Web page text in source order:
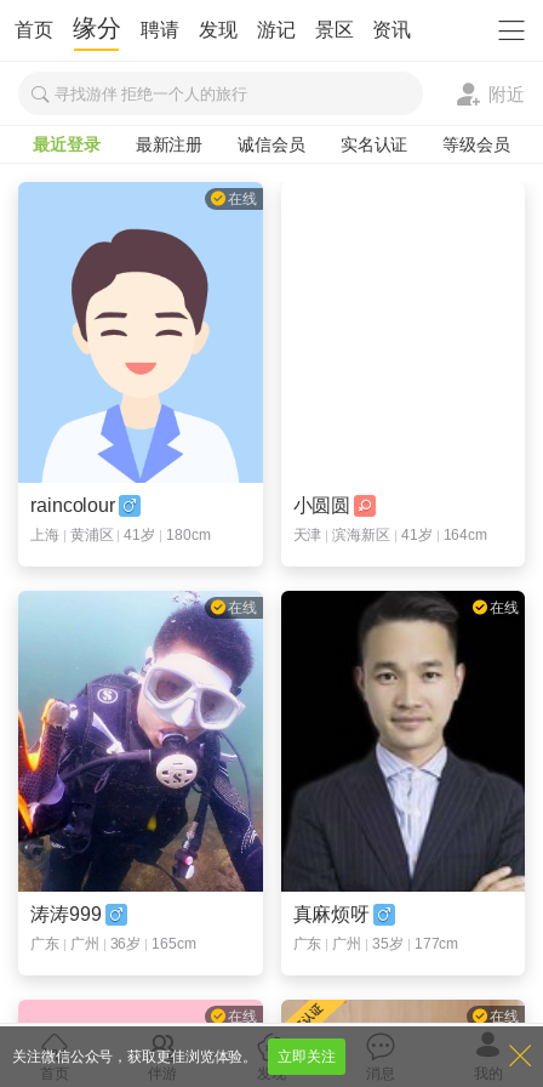
首页 缘分 聘请 发现 游记 景区 资讯
寻找游伴 拒绝一个人的旅行 附近
最近登录 最新注册 诚信会员 实名认证 等级会员
在线
raincolour
上海 黄浦区 41岁 180cm
在线
涛涛999
广东 广州 36岁 165cm
在线
小圆圆
天津 滨海新区 41岁 164cm
在线
真麻烦呀
广东 广州 35岁 177cm
在线
首页 伴游 发现 消息 我的
关注微信公众号，获取更佳浏览体验。 立即关注